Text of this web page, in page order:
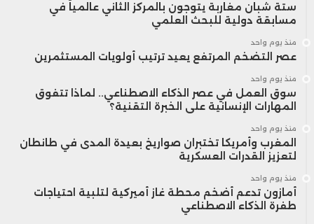
ستة شبان مغاربة يتوجون بالمركز الثاني عالمياً في
مسابقة دولية للبحث العلمي
منذ يوم واحد
عصر التضخم المرتفع يعيد ترتيب أولويات المستثمرين
منذ يوم واحد
سوق العمل في عصر الذكاء الاصطناعي.. لماذا تتفوق
المهارات الإنسانية على الخبرة التقنية؟
منذ يوم واحد
المغرب وأمريكا تختبران صواريخ بعيدة المدى في طانطان
لتعزيز القدرات العسكرية
منذ يوم واحد
أمازون تدعم أضخم محطة غاز أميركية لتلبية احتياجات
طفرة الذكاء الاصطناعي